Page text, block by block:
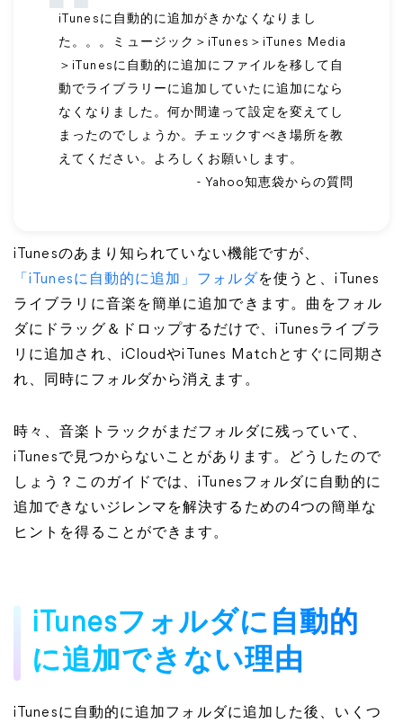
iTunesに自動的に追加がきかなくなりまし
た。。。ミュージック＞iTunes＞iTunes Media
＞iTunesに自動的に追加にファイルを移して自
動でライブラリーに追加していたに追加になら
なくなりました。何か間違って設定を変えてし
まったのでしょうか。チェックすべき場所を教
えてください。よろしくお願いします。
- Yahoo知恵袋からの質問
iTunesのあまり知られていない機能ですが、
「iTunesに自動的に追加」フォルダ を使うと、iTunes
ライブラリに音楽を簡単に追加できます。曲をフォル
ダにドラッグ＆ドロップするだけで、iTunesライブラ
リに追加され、iCloudやiTunes Matchとすぐに同期さ
れ、同時にフォルダから消えます。
時々、音楽トラックがまだフォルダに残っていて、
iTunesで見つからないことがあります。どうしたので
しょう？このガイドでは、iTunesフォルダに自動的に
追加できないジレンマを解決するための4つの簡単な
ヒントを得ることができます。
iTunesフォルダに自動的
に追加できない理由
iTunesに自動的に追加フォルダに追加した後、いくつ